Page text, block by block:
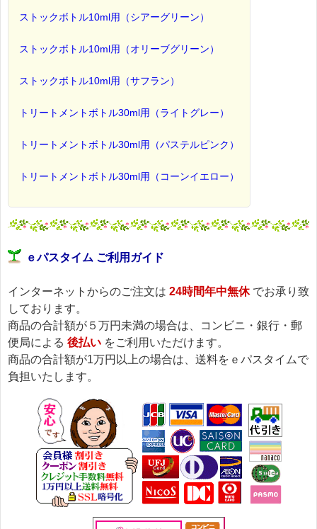
ストックボトル10ml用（シアーグリーン）
ストックボトル10ml用（オリーブグリーン）
ストックボトル10ml用（サフラン）
トリートメントボトル30ml用（ライトグレー）
トリートメントボトル30ml用（パステルピンク）
トリートメントボトル30ml用（コーンイエロー）
ｅパスタイム ご利用ガイド
インターネットからのご注文は 24時間年中無休でお承り致
しております。
商品の合計額が５万円未満の場合は、コンビニ・銀行・郵
便局による 後払い をご利用いただけます。
商品の合計額が1万円以上の場合は、送料をｅパスタイムで
負担いたします。